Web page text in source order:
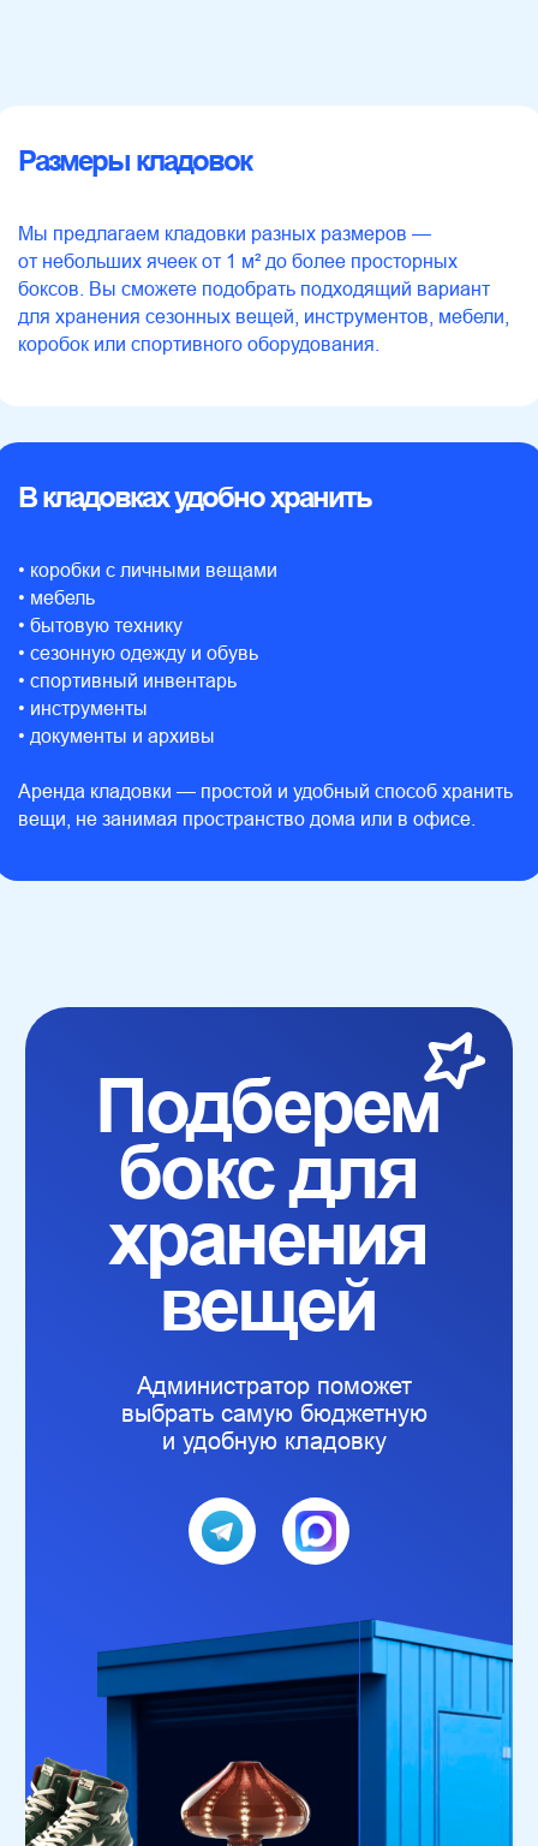
Размеры кладовок
Мы предлагаем кладовки разных размеров —
от небольших ячеек от 1 м² до более просторных
боксов. Вы сможете подобрать подходящий вариант
для хранения сезонных вещей, инструментов, мебели,
коробок или спортивного оборудования.
В кладовках удобно хранить
• коробки с личными вещами
• мебель
• бытовую технику
• сезонную одежду и обувь
• спортивный инвентарь
• инструменты
• документы и архивы
Аренда кладовки — простой и удобный способ хранить
вещи, не занимая пространство дома или в офисе.
Часто
задаваемые
вопросы
Синие
кладовки
+7 (915) 113-99-78